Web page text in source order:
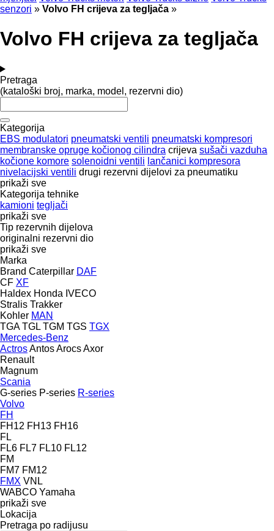
senzori » Volvo FH crijeva za tegljača »
Volvo FH crijeva za tegljača
Pretraga
(kataloški broj, marka, model, rezervni dio)
Kategorija
EBS modulatori pneumatski ventili pneumatski kompresori
membranske opruge kočionog cilindra crijeva sušači vazduha
kočione komore solenoidni ventili lančanici kompresora
nivelacijski ventili drugi rezervni dijelovi za pneumatiku
prikaži sve
Kategorija tehnike
kamioni tegljači
prikaži sve
Tip rezervnih dijelova
originalni rezervni dio
prikaži sve
Marka
Brand Caterpillar DAF
CF XF
Haldex Honda IVECO
Stralis Trakker
Kohler MAN
TGA TGL TGM TGS TGX
Mercedes-Benz
ActrosAntosArocsAxor
Renault
Magnum
Scania
G-series P-series R-series
Volvo
FH
FH12 FH13 FH16
FL
FL6 FL7 FL10 FL12
FM
FM7 FM12
FMX VNL
WABCO Yamaha
prikaži sve
Lokacija
Pretraga po radijusu